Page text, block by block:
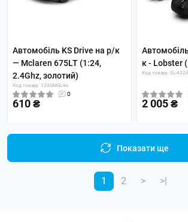
Автомобіль KS Drive на р/к
— Mclaren 675LT (1:24,
2.4Ghz, золотий)
Код товару: 124GMGL-ks
0
610 ₴
к - Lobster
Код товару: SL-
2 005 ₴
Показати ще
1 2 > >|